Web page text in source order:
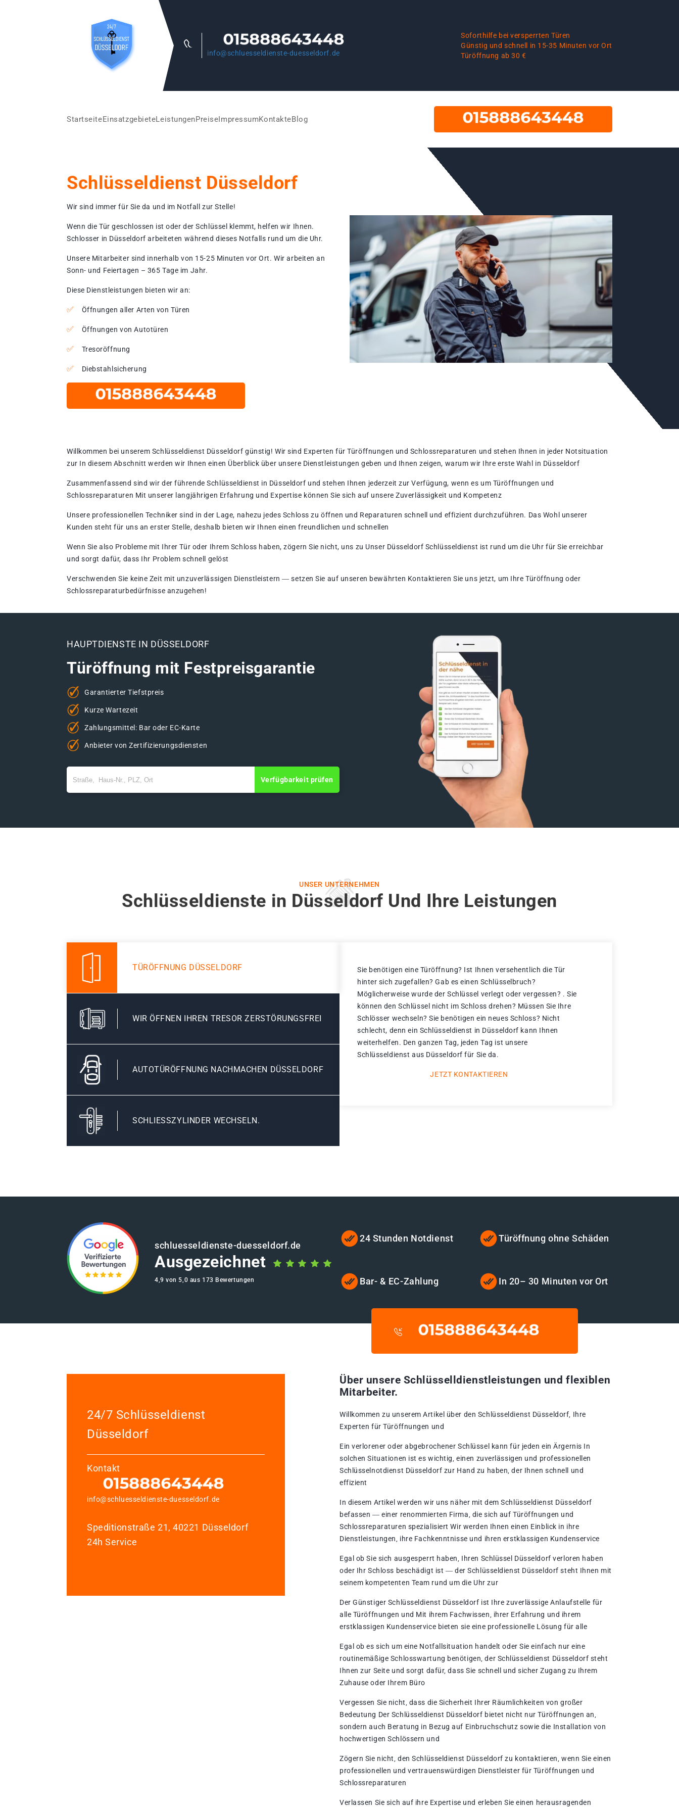
info@schluesseldienste-duesseldorf.de
Soforthilfe bei versperrten Türen
Günstig und schnell in 15-35 Minuten vor Ort
Türöffnung ab 30 €
StartseiteEinsatzgebieteLeistungenPreiseImpressumKontakteBlog
Schlüsseldienst Düsseldorf
Wir sind immer für Sie da und im Notfall zur Stelle!
Wenn die Tür geschlossen ist oder der Schlüssel klemmt, helfen wir Ihnen.
Schlosser in Düsseldorf arbeiteten während dieses Notfalls rund um die Uhr.
Unsere Mitarbeiter sind innerhalb von 15-25 Minuten vor Ort. Wir arbeiten an
Sonn- und Feiertagen – 365 Tage im Jahr.
Diese Dienstleistungen bieten wir an:
Öffnungen aller Arten von Türen
Öffnungen von Autotüren
Tresoröffnung
Diebstahlsicherung
Willkommen bei unserem Schlüsseldienst Düsseldorf günstig!​ Wir sind Experten für Türöffnungen und Schlossreparaturen und stehen Ihnen in jeder Notsituation
zur In diesem Abschnitt werden wir Ihnen einen Überblick über unsere Dienstleistungen geben und Ihnen zeigen, warum wir Ihre erste Wahl in Düsseldorf
Zusammenfassend sind wir der führende Schlüsseldienst in Düsseldorf und stehen Ihnen jederzeit zur Verfügung, wenn es um Türöffnungen und
Schlossreparaturen Mit unserer langjährigen Erfahrung und Expertise können Sie sich auf unsere Zuverlässigkeit und Kompetenz
Unsere professionellen Techniker sind in der Lage, nahezu jedes Schloss zu öffnen und Reparaturen schnell und effizient durchzuführen. Das Wohl unserer
Kunden steht für uns an erster Stelle, deshalb bieten wir Ihnen einen freundlichen und schnellen
Wenn Sie also Probleme mit Ihrer Tür oder Ihrem Schloss haben, zögern Sie nicht, uns zu Unser Düsseldorf Schlüsseldienst ist rund um die Uhr für Sie erreichbar
und sorgt dafür, dass Ihr Problem schnell gelöst
Verschwenden Sie keine Zeit mit unzuverlässigen Dienstleistern ― setzen Sie auf unseren bewährten Kontaktieren Sie uns jetzt, um Ihre Türöffnung oder
Schlossreparaturbedürfnisse anzugehen!
HAUPTDIENSTE IN DÜSSELDORF
Türöffnung mit Festpreisgarantie
Garantierter Tiefstpreis
Kurze Wartezeit
Zahlungsmittel: Bar oder EC-Karte
Anbieter von Zertifizierungsdiensten
Verfügbarkeit prüfen
UNSER UNTERNEHMEN
Schlüsseldienste in Düsseldorf Und Ihre Leistungen
TÜRÖFFNUNG DÜSSELDORF
WIR ÖFFNEN IHREN TRESOR ZERSTÖRUNGSFREI
AUTOTÜRÖFFNUNG NACHMACHEN DÜSSELDORF
SCHLIESSZYLINDER WECHSELN.
Sie benötigen eine Türöffnung? Ist Ihnen versehentlich die Tür
hinter sich zugefallen? Gab es einen Schlüsselbruch?
Möglicherweise wurde der Schlüssel verlegt oder vergessen? . Sie
können den Schlüssel nicht im Schloss drehen? Müssen Sie Ihre
Schlösser wechseln? Sie benötigen ein neues Schloss? Nicht
schlecht, denn ein Schlüsseldienst in Düsseldorf kann Ihnen
weiterhelfen. Den ganzen Tag, jeden Tag ist unsere
Schlüsseldienst aus Düsseldorf für Sie da.
JETZT KONTAKTIEREN
schluesseldienste-duesseldorf.de
Ausgezeichnet
4,9 von 5,0 aus 173 Bewertungen
24 Stunden Notdienst Türöffnung ohne Schäden
Bar- & EC-Zahlung In 20– 30 Minuten vor Ort
24/7 Schlüsseldienst
Düsseldorf
Kontakt
info@schluesseldienste-duesseldorf.de
Speditionstraße 21, 40221 Düsseldorf
24h Service
Über unsere Schlüsselldienstleistungen und flexiblen
Mitarbeiter.
Willkommen zu unserem Artikel über den Schlüsseldienst Düsseldorf‚ Ihre
Experten für Türöffnungen und
Ein verlorener oder abgebrochener Schlüssel kann für jeden ein Ärgernis In
solchen Situationen ist es wichtig‚ einen zuverlässigen und professionellen
Schlüsselnotdienst Düsseldorf zur Hand zu haben‚ der Ihnen schnell und
effizient
In diesem Artikel werden wir uns näher mit dem Schlüsseldienst Düsseldorf
befassen ― einer renommierten Firma‚ die sich auf Türöffnungen und
Schlossreparaturen spezialisiert Wir werden Ihnen einen Einblick in ihre
Dienstleistungen‚ ihre Fachkenntnisse und ihren erstklassigen Kundenservice
Egal ob Sie sich ausgesperrt haben‚ Ihren Schlüssel Düsseldorf verloren haben
oder Ihr Schloss beschädigt ist ― der Schlüsseldienst Düsseldorf steht Ihnen mit
seinem kompetenten Team rund um die Uhr zur
Der Günstiger Schlüsseldienst Düsseldorf ist Ihre zuverlässige Anlaufstelle für
alle Türöffnungen und Mit ihrem Fachwissen‚ ihrer Erfahrung und ihrem
erstklassigen Kundenservice bieten sie eine professionelle Lösung für alle
Egal ob es sich um eine Notfallsituation handelt oder Sie einfach nur eine
routinemäßige Schlosswartung benötigen‚ der Schlüsseldienst Düsseldorf steht
Ihnen zur Seite und sorgt dafür‚ dass Sie schnell und sicher Zugang zu Ihrem
Zuhause oder Ihrem Büro
Vergessen Sie nicht‚ dass die Sicherheit Ihrer Räumlichkeiten von großer
Bedeutung Der Schlüsseldienst Düsseldorf bietet nicht nur Türöffnungen an‚
sondern auch Beratung in Bezug auf Einbruchschutz sowie die Installation von
hochwertigen Schlössern und
Zögern Sie nicht‚ den Schlüsseldienst Düsseldorf zu kontaktieren‚ wenn Sie einen
professionellen und vertrauenswürdigen Dienstleister für Türöffnungen und
Schlossreparaturen
Verlassen Sie sich auf ihre Expertise und erleben Sie einen herausragenden